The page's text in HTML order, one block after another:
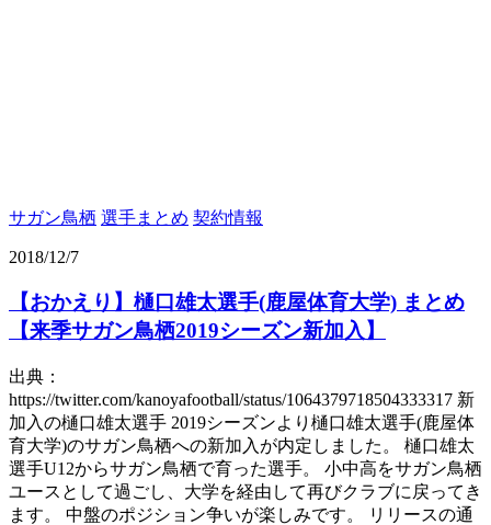
サガン鳥栖 選手まとめ 契約情報
2018/12/7
【おかえり】樋口雄太選手(鹿屋体育大学) まとめ
【来季サガン鳥栖2019シーズン新加入】
出典：
https://twitter.com/kanoyafootball/status/1064379718504333317 新
加入の樋口雄太選手 2019シーズンより樋口雄太選手(鹿屋体
育大学)のサガン鳥栖への新加入が内定しました。 樋口雄太
選手U12からサガン鳥栖で育った選手。 小中高をサガン鳥栖
ユースとして過ごし、大学を経由して再びクラブに戻ってき
ます。 中盤のポジション争いが楽しみです。 リリースの通